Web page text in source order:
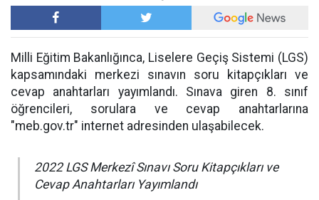
Milli Eğitim Bakanlığınca, Liselere Geçiş Sistemi (LGS)
kapsamındaki merkezi sınavın soru kitapçıkları ve
cevap anahtarları yayımlandı. Sınava giren 8. sınıf
öğrencileri, sorulara ve cevap anahtarlarına
"meb.gov.tr" internet adresinden ulaşabilecek.
2022 LGS Merkezî Sınavı Soru Kitapçıkları ve
Cevap Anahtarları Yayımlandı